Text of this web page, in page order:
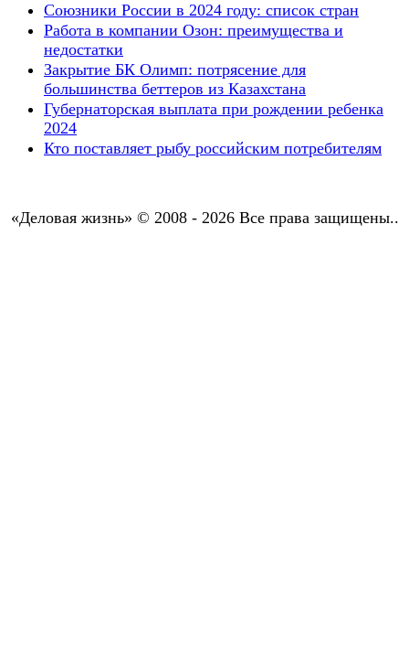
Союзники России в 2024 году: список стран
Работа в компании Озон: преимущества и
недостатки
Закрытие БК Олимп: потрясение для
большинства беттеров из Казахстана
Губернаторская выплата при рождении ребенка
2024
Кто поставляет рыбу российским потребителям
«Деловая жизнь» © 2008 - 2026 Все права защищены..